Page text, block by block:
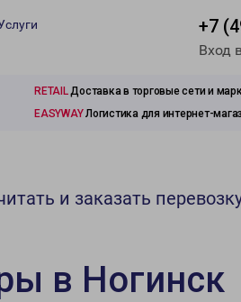
+7
Вход
RETAILДоставка в торговые сети и
EASYWAYЛогистика для интернет-
и заказать
в Ногинск